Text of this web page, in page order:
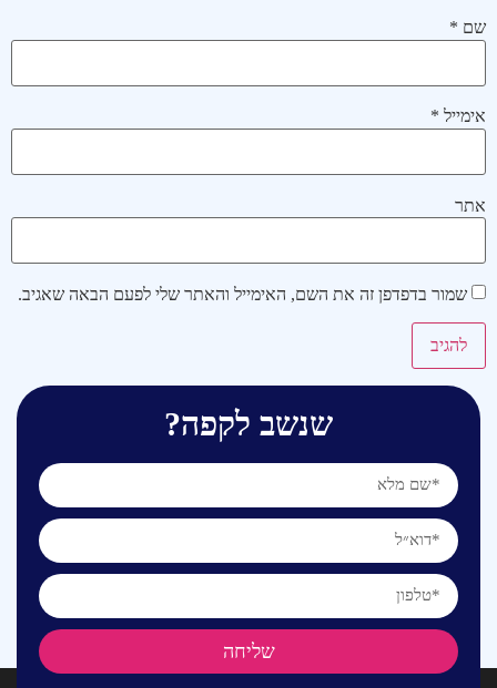
שם *
אימייל *
אתר
שמור בדפדפן זה את השם, האימייל והאתר שלי לפעם הבאה שאגיב.
שנשב לקפה?
שליחה